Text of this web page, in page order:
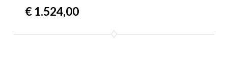
€ 1.524,00